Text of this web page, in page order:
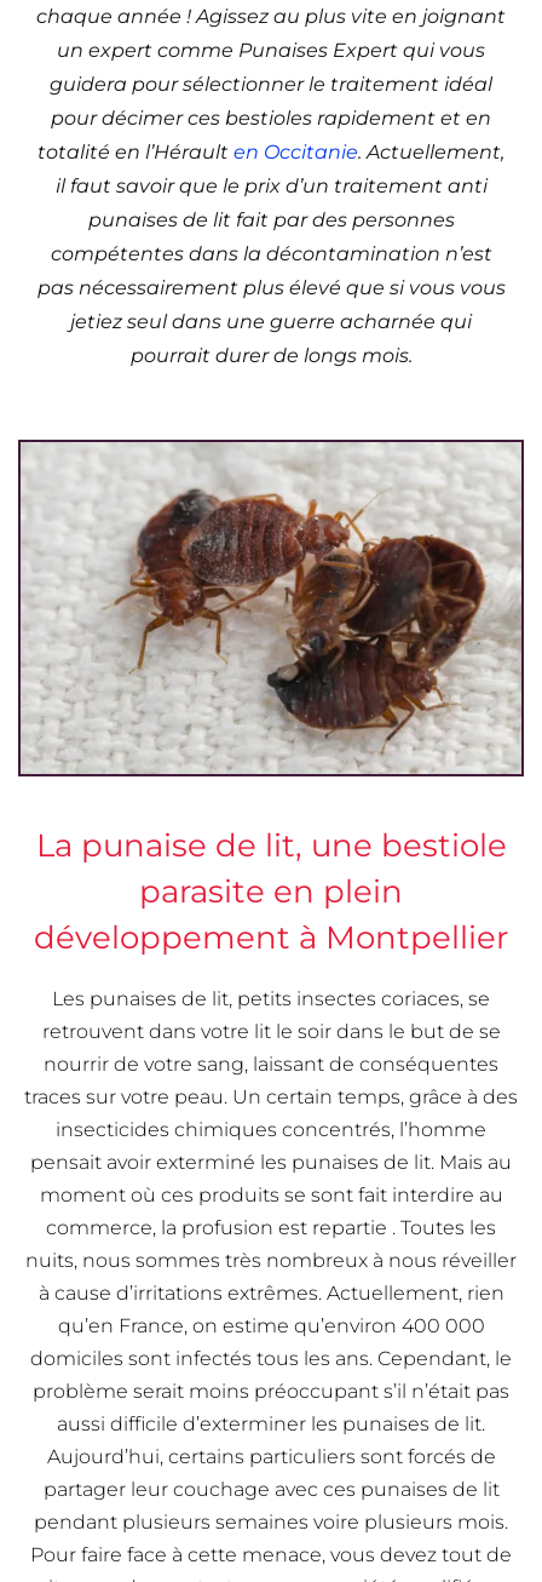
chaque année ! Agissez au plus vite en joignant
un expert comme Punaises Expert qui vous
guidera pour sélectionner le traitement idéal
pour décimer ces bestioles rapidement et en
totalité en l’Hérault en Occitanie. Actuellement,
il faut savoir que le prix d’un traitement anti
punaises de lit fait par des personnes
compétentes dans la décontamination n’est
pas nécessairement plus élevé que si vous vous
jetiez seul dans une guerre acharnée qui
pourrait durer de longs mois.
La punaise de lit, une bestiole
parasite en plein
développement à Montpellier
Les punaises de lit, petits insectes coriaces, se
retrouvent dans votre lit le soir dans le but de se
nourrir de votre sang, laissant de conséquentes
traces sur votre peau. Un certain temps, grâce à des
insecticides chimiques concentrés, l’homme
pensait avoir exterminé les punaises de lit. Mais au
moment où ces produits se sont fait interdire au
commerce, la profusion est repartie . Toutes les
nuits, nous sommes très nombreux à nous réveiller
à cause d’irritations extrêmes. Actuellement, rien
qu’en France, on estime qu’environ 400 000
domiciles sont infectés tous les ans. Cependant, le
problème serait moins préoccupant s’il n’était pas
aussi difficile d’exterminer les punaises de lit.
Aujourd’hui, certains particuliers sont forcés de
partager leur couchage avec ces punaises de lit
pendant plusieurs semaines voire plusieurs mois.
Pour faire face à cette menace, vous devez tout de